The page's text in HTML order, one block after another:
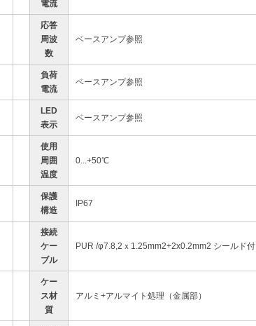
電流
応答
周波
数
ベースアンプ参照
負荷
電流
ベースアンプ参照
LED
表示
ベースアンプ参照
使用
周囲
温度
0...+50℃
保護
構造
IP67
接続
ケー
ブル
PUR /φ7.8,2ｘ1.25mm2+2x0.2mm2 シールド付
ケー
ス材
質
アルミ+アルマイト処理（金属部）